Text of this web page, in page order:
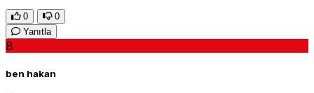
0
0
Yanıtla
B
ben hakan